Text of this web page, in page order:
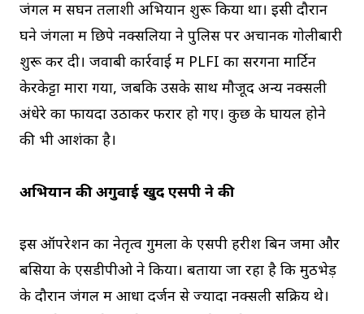
जंगल में सघन तलाशी अभियान शुरू किया था। इसी दौरान
घने जंगलों में छिपे नक्सलियों ने पुलिस पर अचानक गोलीबारी
शुरू कर दी। जवाबी कार्रवाई में PLFI का सरगना मार्टिन
केरकेट्टा मारा गया, जबकि उसके साथ मौजूद अन्य नक्सली
अंधेरे का फायदा उठाकर फरार हो गए। कुछ के घायल होने
की भी आशंका है।
अभियान की अगुवाई खुद एसपी ने की
इस ऑपरेशन का नेतृत्व गुमला के एसपी हरीश बिन जमा और
बसिया के एसडीपीओ ने किया। बताया जा रहा है कि मुठभेड़
के दौरान जंगल में आधा दर्जन से ज्यादा नक्सली सक्रिय थे।